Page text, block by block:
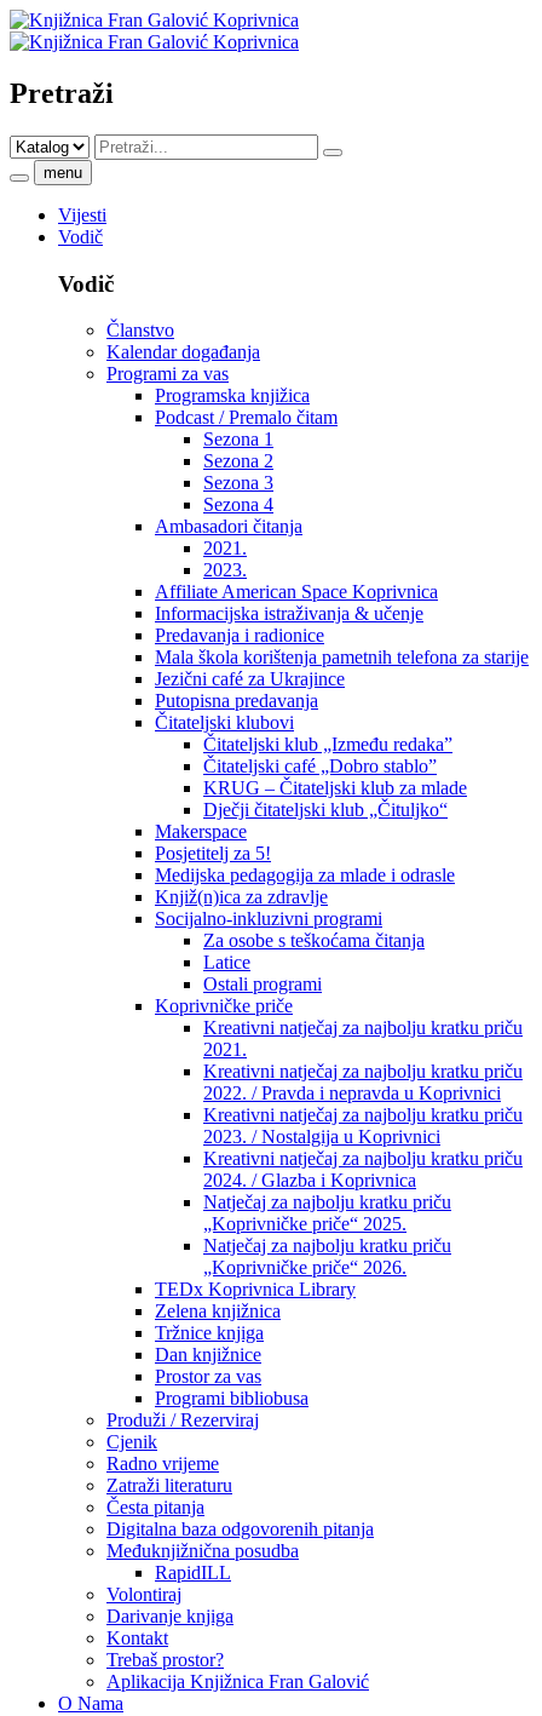
Pretraži
menu
Vijesti
Vodič
Vodič
Članstvo
Kalendar događanja
Programi za vas
Programska knjižica
Podcast / Premalo čitam
Sezona 1
Sezona 2
Sezona 3
Sezona 4
Ambasadori čitanja
2021.
2023.
Affiliate American Space Koprivnica
Informacijska istraživanja & učenje
Predavanja i radionice
Mala škola korištenja pametnih telefona za starije
Jezični café za Ukrajince
Putopisna predavanja
Čitateljski klubovi
Čitateljski klub „Između redaka”
Čitateljski café „Dobro stablo”
KRUG – Čitateljski klub za mlade
Dječji čitateljski klub „Čituljko“
Makerspace
Posjetitelj za 5!
Medijska pedagogija za mlade i odrasle
Knjiž(n)ica za zdravlje
Socijalno-inkluzivni programi
Za osobe s teškoćama čitanja
Latice
Ostali programi
Koprivničke priče
Kreativni natječaj za najbolju kratku priču
2021.
Kreativni natječaj za najbolju kratku priču
2022. / Pravda i nepravda u Koprivnici
Kreativni natječaj za najbolju kratku priču
2023. / Nostalgija u Koprivnici
Kreativni natječaj za najbolju kratku priču
2024. / Glazba i Koprivnica
Natječaj za najbolju kratku priču
„Koprivničke priče“ 2025.
Natječaj za najbolju kratku priču
„Koprivničke priče“ 2026.
TEDx Koprivnica Library
Zelena knjižnica
Tržnice knjiga
Dan knjižnice
Prostor za vas
Programi bibliobusa
Produži / Rezerviraj
Cjenik
Radno vrijeme
Zatraži literaturu
Česta pitanja
Digitalna baza odgovorenih pitanja
Međuknjižnična posudba
RapidILL
Volontiraj
Darivanje knjiga
Kontakt
Trebaš prostor?
Aplikacija Knjižnica Fran Galović
O Nama